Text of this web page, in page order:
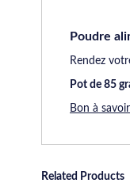
gallery
Poudre
Rendez
Pot de 85
Bon à savoir
Related Products